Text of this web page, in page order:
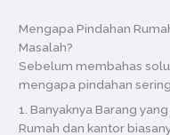
Mengapa Pindahan
Masalah?
Sebelum membahas
mengapa pindahan
1. Banyaknya Barang
Rumah dan kantor